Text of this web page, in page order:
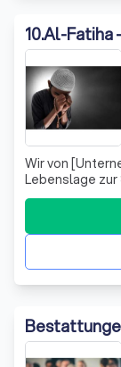
10.Al-Fatiha
Wir von
Lebenslage zur
einfühlsamen
Erwartungen
letzten Stunde
beantworten